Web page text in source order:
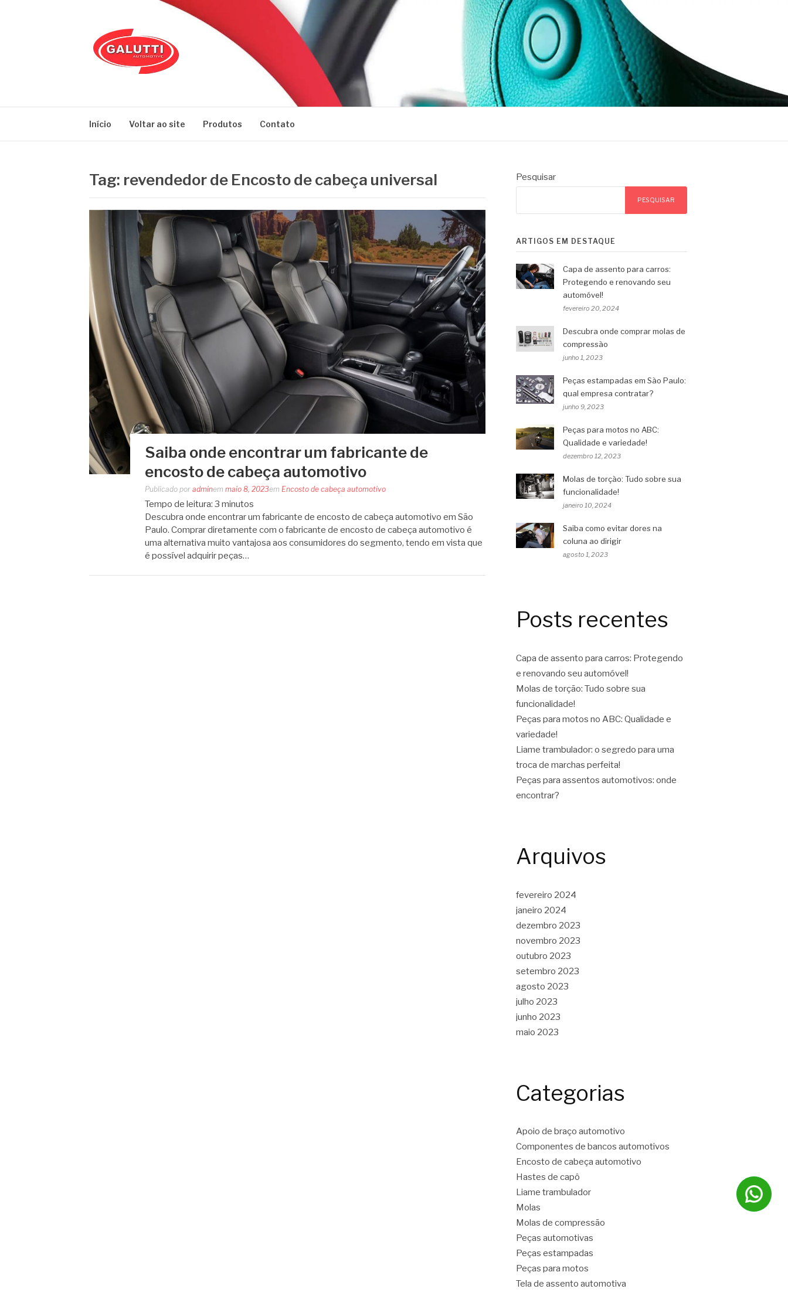
Início Voltar ao site Produtos Contato
Tag: revendedor de Encosto de cabeça universal
Saiba onde encontrar um fabricante de
encosto de cabeça automotivo
Publicado por adminem maio 8, 2023em Encosto de cabeça automotivo
Tempo de leitura: 3 minutos
Descubra onde encontrar um fabricante de encosto de cabeça automotivo em São
Paulo. Comprar diretamente com o fabricante de encosto de cabeça automotivo é
uma alternativa muito vantajosa aos consumidores do segmento, tendo em vista que
é possível adquirir peças…
Pesquisar
PESQUISAR
ARTIGOS EM DESTAQUE
Capa de assento para carros:
Protegendo e renovando seu
automóvel!
fevereiro 20, 2024
Descubra onde comprar molas de
compressão
junho 1, 2023
Peças estampadas em São Paulo:
qual empresa contratar?
junho 9, 2023
Peças para motos no ABC:
Qualidade e variedade!
dezembro 12, 2023
Molas de torção: Tudo sobre sua
funcionalidade!
janeiro 10, 2024
Saiba como evitar dores na
coluna ao dirigir
agosto 1, 2023
Posts recentes
Capa de assento para carros: Protegendo
e renovando seu automóvel!
Molas de torção: Tudo sobre sua
funcionalidade!
Peças para motos no ABC: Qualidade e
variedade!
Liame trambulador: o segredo para uma
troca de marchas perfeita!
Peças para assentos automotivos: onde
encontrar?
Arquivos
fevereiro 2024
janeiro 2024
dezembro 2023
novembro 2023
outubro 2023
setembro 2023
agosto 2023
julho 2023
junho 2023
maio 2023
Categorias
Apoio de braço automotivo
Componentes de bancos automotivos
Encosto de cabeça automotivo
Hastes de capô
Liame trambulador
Molas
Molas de compressão
Peças automotivas
Peças estampadas
Peças para motos
Tela de assento automotiva